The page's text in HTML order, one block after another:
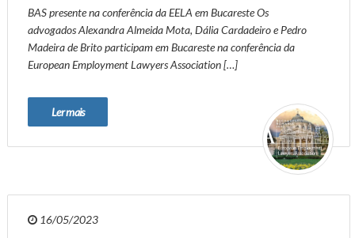
BAS presente na conferência da EELA em Bucareste Os
advogados Alexandra Almeida Mota, Dália Cardadeiro e Pedro
Madeira de Brito participam em Bucareste na conferência da
European Employment Lawyers Association […]
Ler mais
16/05/2023